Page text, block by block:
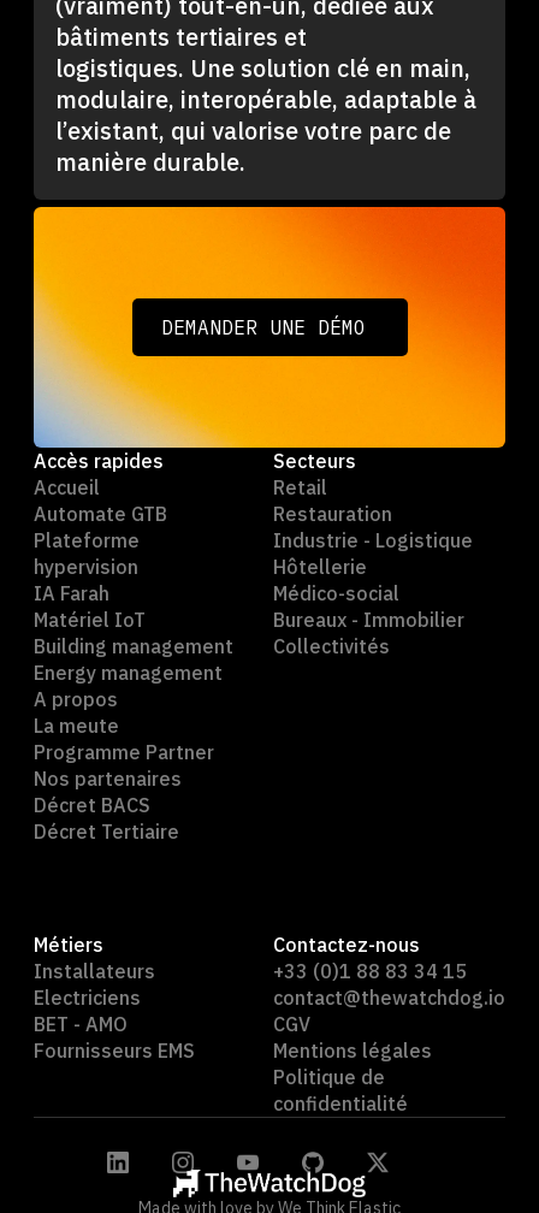
bâtiments tertiaires et
logistiques. Une solution clé en main,
modulaire, interopérable, adaptable à
l’existant, qui valorise votre parc de
manière durable.
DEMANDER UNE DÉMO
DEMANDER UNE DÉMO
Accès rapides
Accueil
Automate GTB
Plateforme
hypervision
IA Farah
Matériel IoT
Building management
Energy management
A propos
La meute
Programme Partner
Nos partenaires
Décret BACS
Décret Tertiaire
Secteurs
Retail
Restauration
Industrie - Logistique
Hôtellerie
Médico-social
Bureaux - Immobilier
Collectivités
Métiers
Installateurs
Electriciens
BET - AMO
Fournisseurs EMS
Contactez-nous
+33 (0)1 88 83 34 15
contact@thewatchdog.io
CGV
Mentions légales
Politique de
confidentialité
Made with love by We Think Elastic